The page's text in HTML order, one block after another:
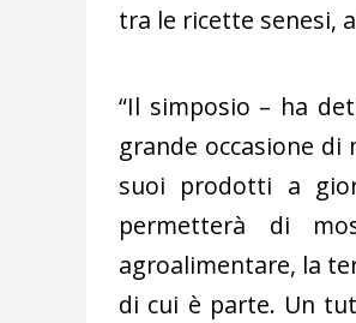
tra le ricette senesi,
“Il simposio – ha
grande occasione
suoi prodotti a
permetterà di
agroalimentare, la
di cui è parte. Un